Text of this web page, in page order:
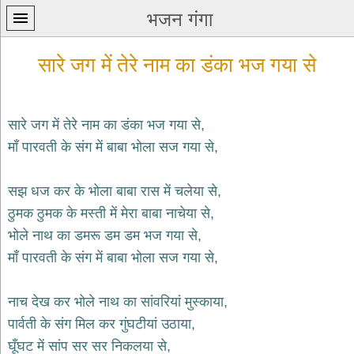
भजन गंगा
प्रथम
कृष्ण
भजन
krishna
bhajans
भजन
bhajans
हनुमान
सारे जग में तेरे नाम का डंका भज गया से
सारे जग में तेरे नाम का डंका भज गया से,
माँ पारवती के संग में बाबा भोला सज गया से,
सझ धज कर के भोला बाबा रास में चलेया से,
ठुमक ठुमक के मस्ती में मेरा बाबा नाचेया से,
भोले नाथ का डमरू डम डम भज गया से,
माँ पारवती के संग में बाबा भोला सज गया से,
नाच देख कर भोले नाथ का सांवरियां मुस्काया,
पार्वती के संग मिल कर गुंघटीयां उठाया,
घूँघट में सांप सर सर निकलया से,